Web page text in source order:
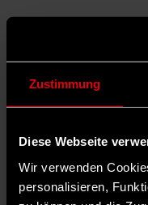
Zustimmung
Diese Webseite
Wir verwenden
personalisieren,